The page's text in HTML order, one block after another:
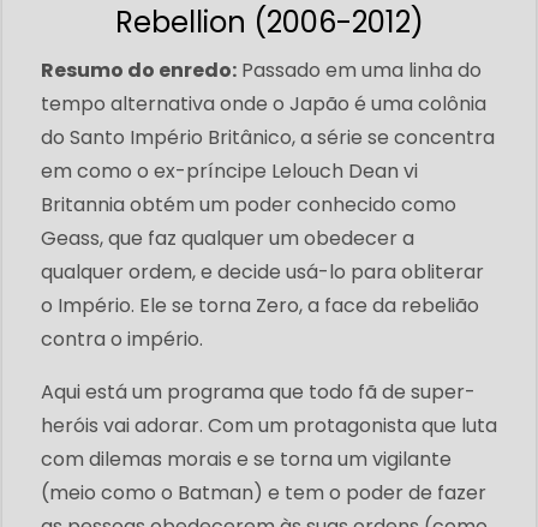
Rebellion (2006-2012)
Resumo do enredo: Passado em uma linha do
tempo alternativa onde o Japão é uma colônia
do Santo Império Britânico, a série se concentra
em como o ex-príncipe Lelouch Dean vi
Britannia obtém um poder conhecido como
Geass, que faz qualquer um obedecer a
qualquer ordem, e decide usá-lo para obliterar
o Império. Ele se torna Zero, a face da rebelião
contra o império.
Aqui está um programa que todo fã de super-
heróis vai adorar. Com um protagonista que luta
com dilemas morais e se torna um vigilante
(meio como o Batman) e tem o poder de fazer